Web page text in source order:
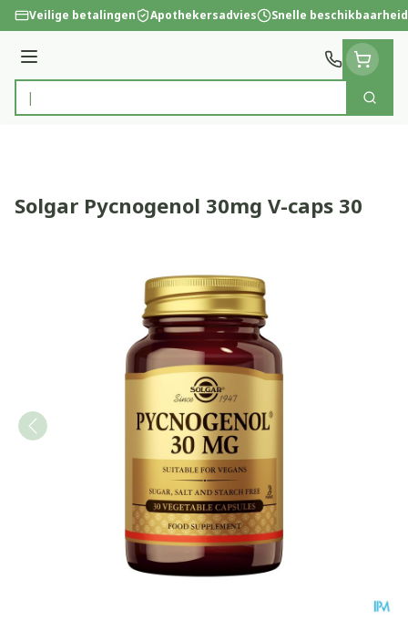
Ga naar de inhoud
Veilige betalingen Apothekersadvies Snelle beschikbaarheid
Menu
Product, merk, categorie...
Zoek
Solgar Pycnogenol 30mg V-caps 30